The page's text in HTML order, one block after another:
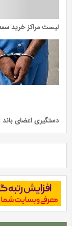
لیست مراکز خرید
دستگیری اعضای باند ۹ نفره موبایل‌قاپان در تهران